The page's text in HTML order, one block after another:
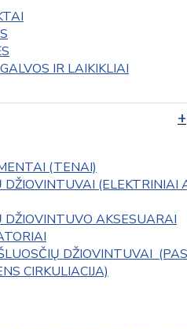
IR LAIKIKLIAI
(TENAI)
DŽIOVINTUVAI (ELEKTRINIAI
DŽIOVINTUVO AKSESUARAI
DŽIOVINTUVAI
CIRKULIACIJA)